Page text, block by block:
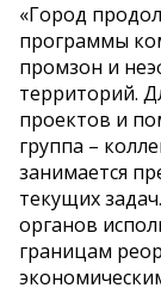
«Город
программы
промзон и
территорий.
проектов и
группа –
занимается
текущих
органов
границам